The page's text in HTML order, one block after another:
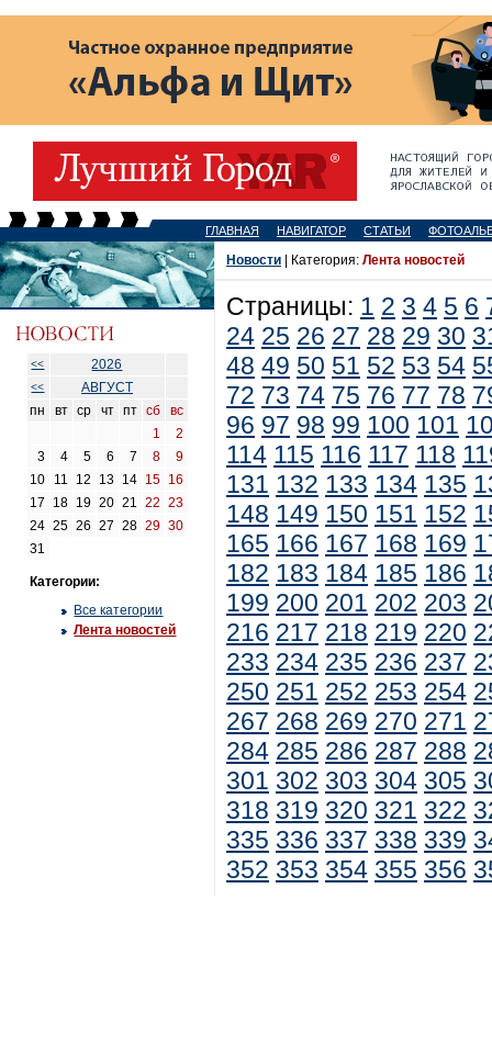
ГЛАВНАЯ НАВИГАТОР СТАТЬИ
<< 2026
<<
АВГУСТ
пн
вт ср чт пт сб
вс
1
2
3
4 5 6 7 8
9
10
11 12 13 14 15 16
17
18 19 20 21 22
23
24 25 26 27 28 29 30
31
Категории:
Все категории
Лента новостей
Новости | Категория: Лента новостей
Страницы: 1 2 3 4 5 6
24 25 26 27 28 29 30
48 49 50 51 52 53 54
72 73 74 75 76 77 78
96 97 98 99 100 101
114 115 116 117 118
131 132 133 134 135
148 149 150 151 152
165 166 167 168 169
182 183 184 185 186
199 200 201 202 203
216 217 218 219 220
233 234 235 236 237
250 251 252 253 254
267 268 269 270 271
284 285 286 287 288
301 302 303 304 305
318 319 320 321 322
335 336 337 338 339
352 353 354 355 356